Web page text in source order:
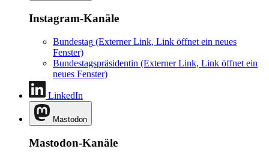
Instagram-Kanäle
Bundestag (Externer Link, Link öffnet ein neues
Fenster)
Bundestagspräsidentin (Externer Link, Link öffnet ein
neues Fenster)
LinkedIn
Mastodon
Mastodon-Kanäle